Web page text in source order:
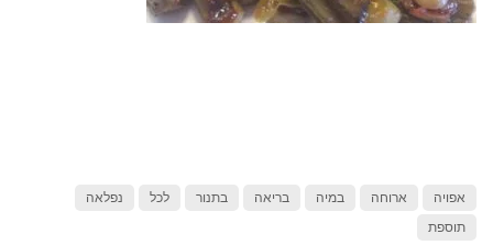
אפויה ארוחה במיה בריאה בתנור לכל
נפלאה
תוספת